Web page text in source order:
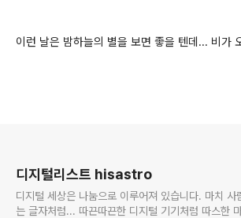
이런 날은 밤하늘의 별을 보면 좋을 텐데... 비가
디지털리스트 hisastro
디지털 세상은 나눔으로 이루어져 있습니다. 마치 사
는 글자처럼... 따끈따끈한 디지털 기기처럼 따스한